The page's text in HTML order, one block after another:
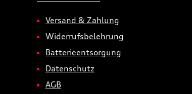
Versand & Zahlung
Widerrufsbelehrung
Batterieentsorgung
Datenschutz
AGB